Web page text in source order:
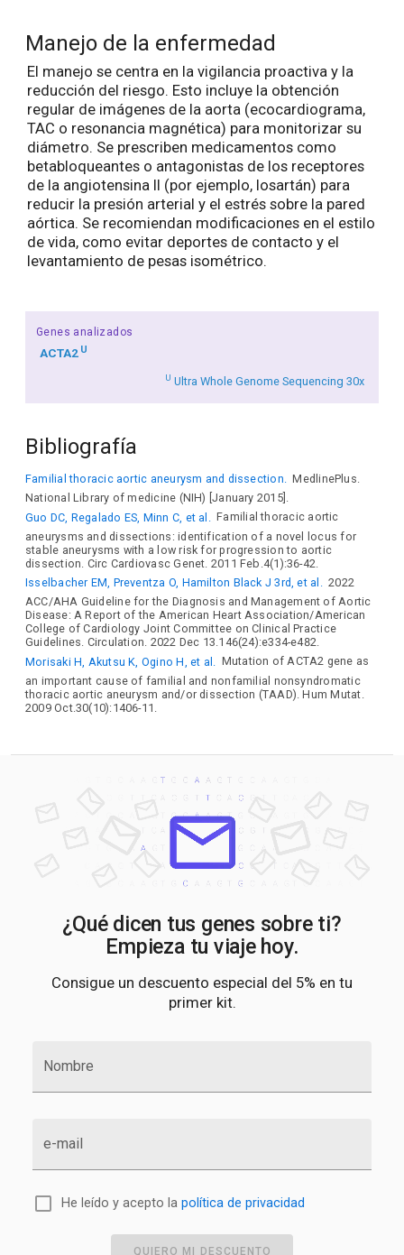
Manejo de la enfermedad
El manejo se centra en la vigilancia proactiva y la
reducción del riesgo. Esto incluye la obtención
regular de imágenes de la aorta (ecocardiograma,
TAC o resonancia magnética) para monitorizar su
diámetro. Se prescriben medicamentos como
betabloqueantes o antagonistas de los receptores
de la angiotensina II (por ejemplo, losartán) para
reducir la presión arterial y el estrés sobre la pared
aórtica. Se recomiendan modificaciones en el estilo
de vida, como evitar deportes de contacto y el
levantamiento de pesas isométrico.
Genes analizados
ACTA2 U
U Ultra Whole Genome Sequencing 30x
Bibliografía
Familial thoracic aortic aneurysm and dissection. MedlinePlus.
National Library of medicine (NIH) [January 2015].
Guo DC, Regalado ES, Minn C, et al.
Familial thoracic aortic
aneurysms and dissections: identification of a novel locus for
stable aneurysms with a low risk for progression to aortic
dissection. Circ Cardiovasc Genet. 2011 Feb.4(1):36-42.
Isselbacher EM, Preventza O, Hamilton Black J 3rd, et al. 2022
ACC/AHA Guideline for the Diagnosis and Management of Aortic
Disease: A Report of the American Heart Association/American
College of Cardiology Joint Committee on Clinical Practice
Guidelines. Circulation. 2022 Dec 13.146(24):e334-e482.
Morisaki H, Akutsu K, Ogino H, et al.
Mutation of ACTA2 gene as
an important cause of familial and nonfamilial nonsyndromatic
thoracic aortic aneurysm and/or dissection (TAAD). Hum Mutat.
2009 Oct.30(10):1406-11.
¿Qué dicen tus genes sobre ti?
Empieza tu viaje hoy.
Consigue un descuento especial del 5% en tu
primer kit.
Nombre
e-mail
He leído y acepto la política de privacidad
QUIERO MI DESCUENTO